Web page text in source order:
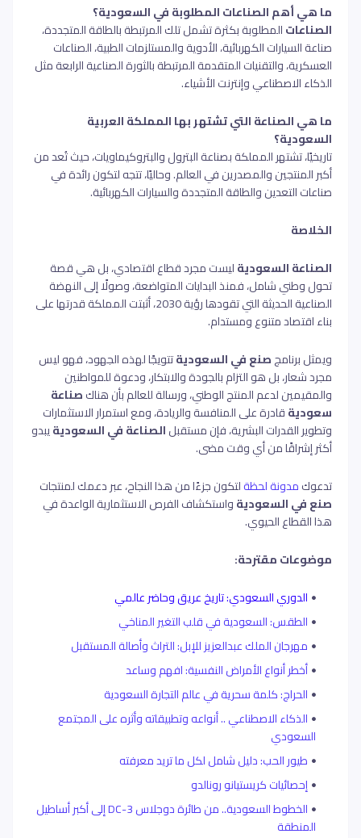
ما هي أهم الصناعات المطلوبة في السعودية؟
الصناعاتالمطلوبة بكثرة تشمل تلك المرتبطة بالطاقة المتجددة،
صناعة السيارات الكهربائية، الأدوية والمستلزمات الطبية، الصناعات
العسكرية، والتقنيات المتقدمة المرتبطة بالثورة الصناعية الرابعة مثل
الذكاء الاصطناعي وإنترنت الأشياء.
ما هي الصناعة التي تشتهر بها المملكة العربية
السعودية؟
تاريخيًا، تشتهر المملكة بصناعة البترول والبتروكيماويات، حيث تُعد من
أكبر المنتجين والمصدرين في العالم. وحاليًا، تتجه لتكون رائدة في
صناعات التعدين والطاقة المتجددة والسيارات الكهربائية.
الخلاصة
الصناعة السعوديةليست مجرد قطاع اقتصادي، بل هي قصة
تحول وطني شامل، فمنذ البدايات المتواضعة، وصولًا إلى النهضة
الصناعية الحديثة التي تقودها رؤية 2030، أثبتت المملكة قدرتها على
بناء اقتصاد متنوع ومستدام.
ويمثل برنامجصنع في السعوديةتتويجًا لهذه الجهود، فهو ليس
مجرد شعار، بل هو التزام بالجودة والابتكار، ودعوة للمواطنين
والمقيمين لدعم المنتج الوطني، ورسالة للعالم بأن هناكصناعة
سعوديةقادرة على المنافسة والريادة، ومع استمرار الاستثمارات
وتطوير القدرات البشرية، فإن مستقبلالصناعة في السعوديةيبدو
أكثر إشراقًا من أي وقت مضى.
تدعوكمدونة لحظةلتكون جزءًا من هذا النجاح، عبر دعمك لمنتجات
صنع في السعوديةواستكشاف الفرص الاستثمارية الواعدة في
هذا القطاع الحيوي.
موضوعات مقترحة:
الدوري السعودي: تاريخ عريق وحاضر عالمي
الطقس: السعودية في قلب التغير المناخي
مهرجان الملك عبدالعزيز للإبل: التراث وأصالة المستقبل
أخطر أنواع الأمراض النفسية: افهم وساعد
الحراج: كلمة سحرية في عالم التجارة السعودية
الذكاء الاصطناعي .. أنواعه وتطبيقاته وأثره على المجتمع
السعودي
طيور الحب: دليل شامل لكل ما تريد معرفته
إحصائيات كريستيانو رونالدو
الخطوط السعودية.. من طائرة دوجلاس DC-3 إلى أكبر أساطيل
المنطقة